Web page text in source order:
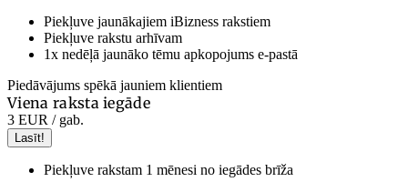
Piekļuve jaunākajiem iBizness rakstiem
Piekļuve rakstu arhīvam
1x nedēļā jaunāko tēmu apkopojums e-pastā
Piedāvājums spēkā jauniem klientiem
Viena raksta iegāde
3 EUR / gab.
Lasīt!
Piekļuve rakstam 1 mēnesi no iegādes brīža